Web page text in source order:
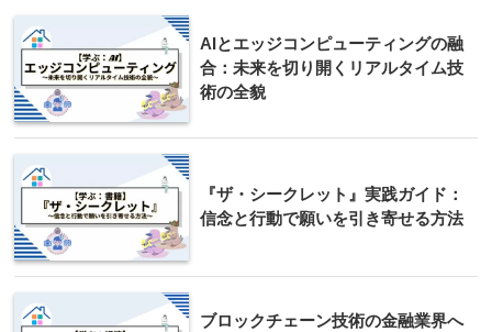
AIとエッジコンピューティングの融
合：未来を切り開くリアルタイム技
術の全貌
『ザ・シークレット』実践ガイド：
信念と行動で願いを引き寄せる方法
ブロックチェーン技術の金融業界へ